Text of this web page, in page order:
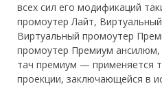
всех сил его модификаций
промоутер Лайт,
Виртуальный промоутер
промоутер Премиум
тач премиум — применяется
проекции, заключающейся в